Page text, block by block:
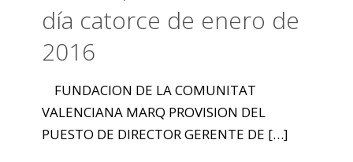
día catorce de enero de
2016
FUNDACION DE LA COMUNITAT
VALENCIANA MARQ PROVISION DEL
PUESTO DE DIRECTOR GERENTE DE […]